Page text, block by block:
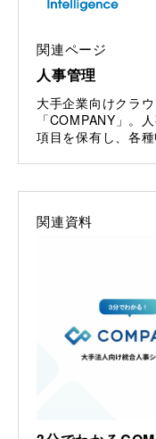
関連ページ
人事管理
大手企業向けクラ
「COMPANY」。
項目を保有し、各
関連資料